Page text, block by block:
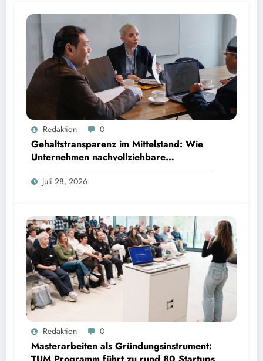
Gehaltstransparenz im Mittelstand: Wie Unternehmen nachvollziehbare Vergütungsmodelle
schaffenRedaktion 0
Gehaltstransparenz im Mittelstand: Wie
Unternehmen nachvollziehbare
Vergütungsmodelle schaffen
Juli 28, 2026
Masterarbeiten als Gründungsinstrument: TUM Programm führt zu rund 80 Startups | Bild:
TUM
Redaktion 0
Masterarbeiten als Gründungsinstrument: